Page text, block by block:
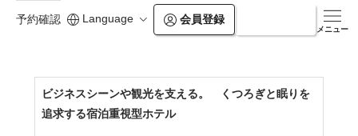
予約確認 Language 会員登録
メニュー
https://workershotel.co.jp/kumamoto-ozu/
ビジネスシーンや観光を支える。 くつろぎと眠りを
追求する宿泊重視型ホテル